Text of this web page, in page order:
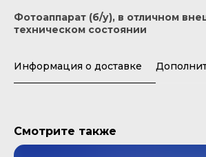
Фотоаппарат (б/у), в отличном
техническом состоянии
Информация о доставке
Смотрите также